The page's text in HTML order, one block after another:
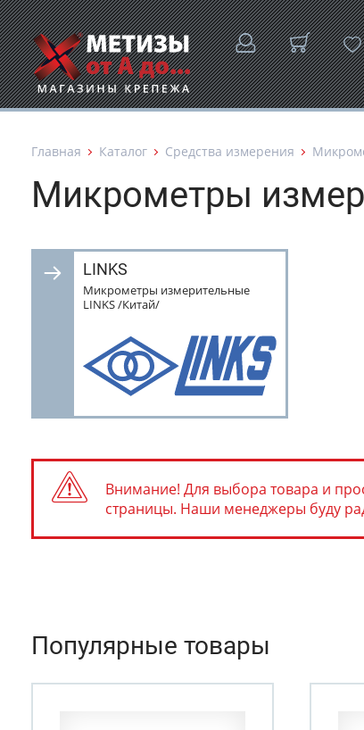
Главная Каталог Средства измерения
Микрометры
LINKS
Микрометры измерительные
LINKS /Китай/
Внимание! Для выбора товара и
страницы. Наши менеджеры буду
Популярные товары